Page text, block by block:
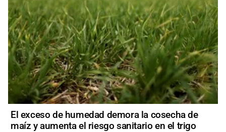
El exceso de humedad demora la cosecha de
maíz y aumenta el riesgo sanitario en el trigo